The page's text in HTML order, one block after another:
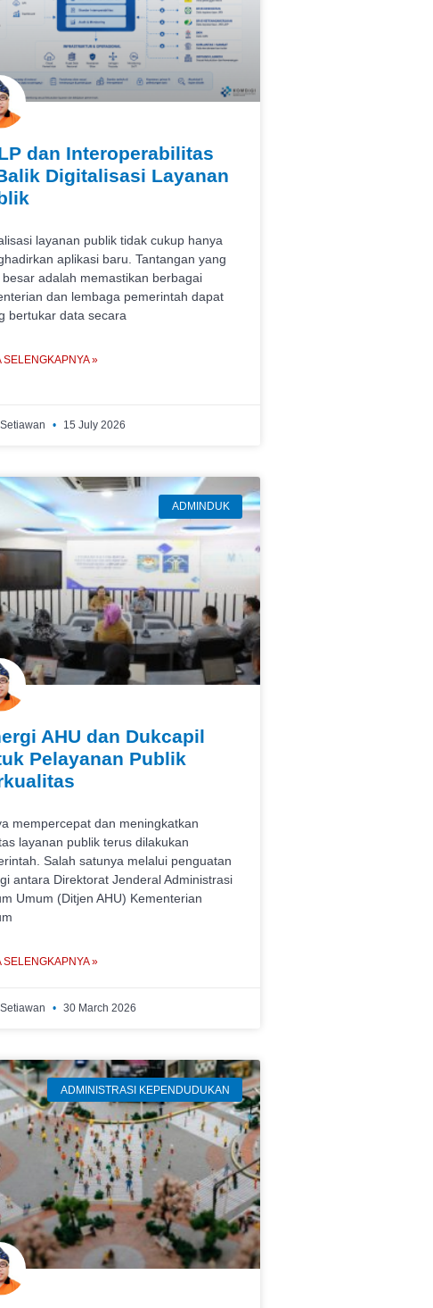
dan Interoperabilitas
Digitalisasi Layanan
layanan publik tidak cukup hanya
aplikasi baru. Tantangan yang
besar adalah memastikan berbagai
dan lembaga pemerintah dapat
bertukar data secara
SELENGKAPNYA »
15 July 2026
ADMINDUK
AHU dan Dukcapil
Pelayanan Publik
mempercepat dan meningkatkan
layanan publik terus dilakukan
Salah satunya melalui penguatan
antara Direktorat Jenderal Administrasi
Umum (Ditjen AHU) Kementerian
SELENGKAPNYA »
30 March 2026
ADMINISTRASI KEPENDUDUKAN